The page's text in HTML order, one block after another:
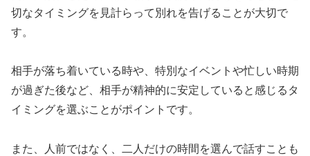
切なタイミングを見計らって別れを告げることが大切で
す。
相手が落ち着いている時や、特別なイベントや忙しい時期
が過ぎた後など、相手が精神的に安定していると感じるタ
イミングを選ぶことがポイントです。
また、人前ではなく、二人だけの時間を選んで話すことも